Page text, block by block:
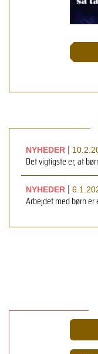
NYHEDER
Det vigtigste er, at
NYHEDER
Arbejdet med børn